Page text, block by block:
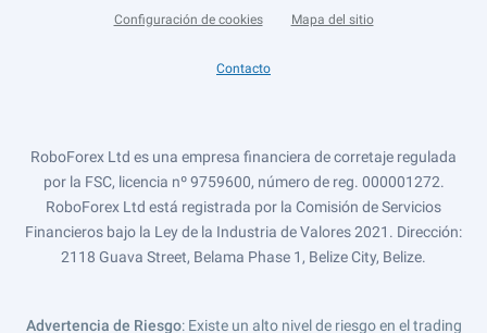
Configuración de cookies Mapa del sitio
Contacto
RoboForex Ltd es una empresa financiera de corretaje regulada
por la FSC, licencia nº 9759600, número de reg. 000001272.
RoboForex Ltd está registrada por la Comisión de Servicios
Financieros bajo la Ley de la Industria de Valores 2021. Dirección:
2118 Guava Street, Belama Phase 1, Belize City, Belize.
Advertencia de Riesgo: Existe un alto nivel de riesgo en el trading